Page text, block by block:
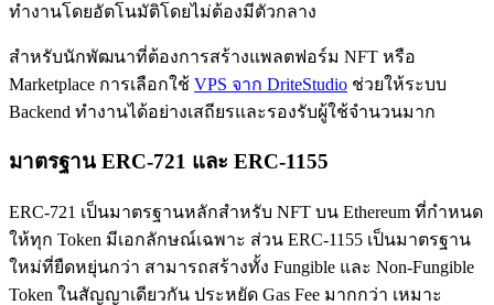
ทำงานโดยอัตโนมัติโดยไม่ต้องมีตัวกลาง
สำหรับนักพัฒนาที่ต้องการสร้างแพลตฟอร์ม NFT หรือ
Marketplace การเลือกใช้ VPS จาก DriteStudio ช่วยให้ระบบ
Backend ทำงานได้อย่างเสถียรและรองรับผู้ใช้จำนวนมาก
มาตรฐาน ERC-721 และ ERC-1155
ERC-721 เป็นมาตรฐานหลักสำหรับ NFT บน Ethereum ที่กำหนด
ให้ทุก Token มีเอกลักษณ์เฉพาะ ส่วน ERC-1155 เป็นมาตรฐาน
ใหม่ที่ยืดหยุ่นกว่า สามารถสร้างทั้ง Fungible และ Non-Fungible
Token ในสัญญาเดียวกัน ประหยัด Gas Fee มากกว่า เหมาะ